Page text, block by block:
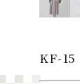
KF-15